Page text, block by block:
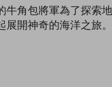
牛角包將軍為了探索
展開神奇的海洋之旅。